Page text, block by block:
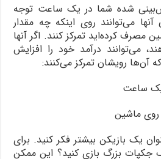
شده شما در یک ساعت توجه
می‌توانند روی اینکه چه مقدار
مصرف کرده‌اید تمرکز کنند. اگر آنها
می‌توانند درآمد خود را افزایش
آن‌ها رویشان تمرکز می‌کنند:
ساعت
ماشین
یک بازیکن بیشتر فکر کنید. برای
جکپات بزرگ بازی کنید؟ این ممکن